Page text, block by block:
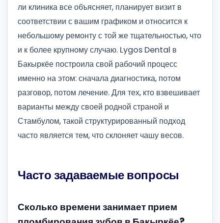
ли клиника все объясняет, планирует визит в
соответствии с вашим графиком и относится к
небольшому ремонту с той же тщательностью, что
и к более крупному случаю. Lygos Dental в
Бакыркёе построила свой рабочий процесс
именно на этом: сначала диагностика, потом
разговор, потом лечение. Для тех, кто взвешивает
варианты между своей родной страной и
Стамбулом, такой структурированный подход
часто является тем, что склоняет чашу весов.
Часто задаваемые вопросы
Сколько времени занимает прием